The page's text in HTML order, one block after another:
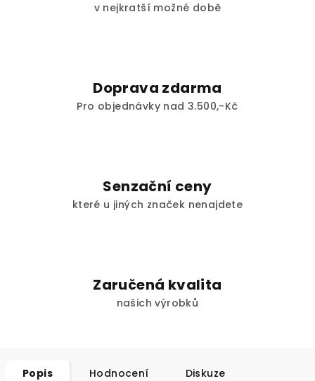
v nejkratší možné době
Doprava zdarma
Pro objednávky nad 3.500,-Kč
Senzační ceny
které u jiných značek nenajdete
Zaručená kvalita
našich výrobků
Popis Hodnocení Diskuze